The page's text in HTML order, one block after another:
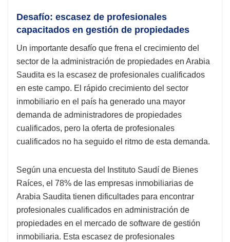
Desafío: escasez de profesionales
capacitados en gestión de propiedades
Un importante desafío que frena el crecimiento del
sector de la administración de propiedades en Arabia
Saudita es la escasez de profesionales cualificados
en este campo. El rápido crecimiento del sector
inmobiliario en el país ha generado una mayor
demanda de administradores de propiedades
cualificados, pero la oferta de profesionales
cualificados no ha seguido el ritmo de esta demanda.
Según una encuesta del Instituto Saudí de Bienes
Raíces, el 78% de las empresas inmobiliarias de
Arabia Saudita tienen dificultades para encontrar
profesionales cualificados en administración de
propiedades en el mercado de software de gestión
inmobiliaria. Esta escasez de profesionales